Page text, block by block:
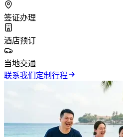
签证办理
酒店预订
当地交通
联系我们定制行程